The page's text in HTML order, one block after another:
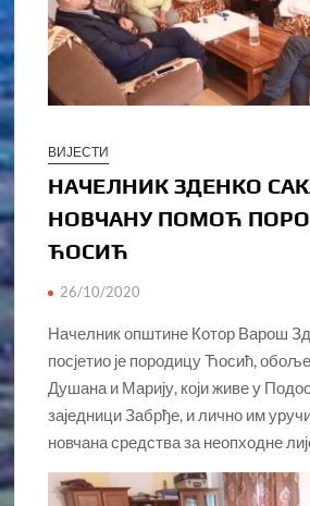
ВИЈЕСТИ
НАЧЕЛНИК ЗДЕНКО
НОВЧАНУ ПОМОЋ
ЋОСИЋ
26/10/2020
Начелник општине Котор Варош
посјетио је породицу Ћосић,
Душана и Марију, који живе у
заједници Забрђе, и лично им
новчана средства за неопходне